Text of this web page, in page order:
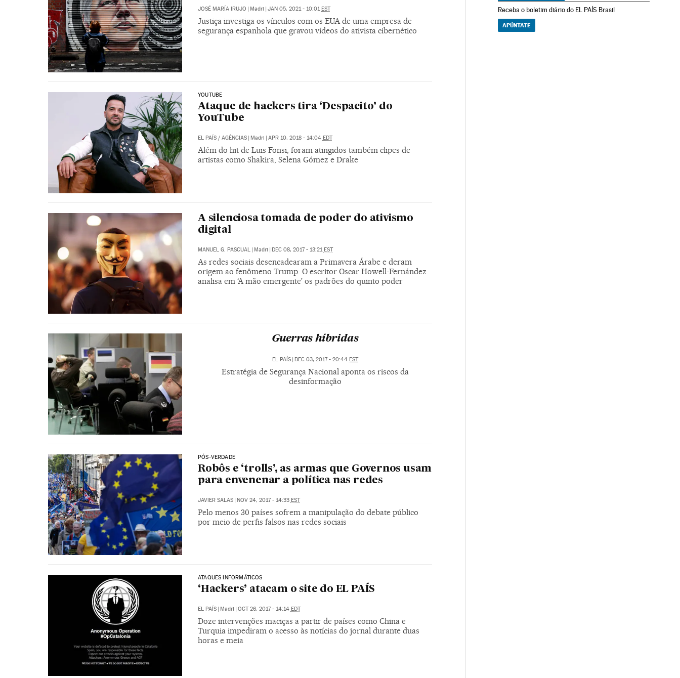
JOSÉ MARÍA IRUJO | Madri | JAN 05, 2021 - 10:01EST
Justiça investiga os vínculos com os EUA de uma empresa de
segurança espanhola que gravou vídeos do ativista cibernético
YOUTUBE
Ataque de hackers tira ‘Despacito’ do
YouTube
EL PAÍS/ AGÊNCIAS Madri APR 10, 2018 - 14:04 EDT
Além do hit de Luis Fonsi, foram atingidos também clipes de
artistas como Shakira, Selena Gómez e Drake
A silenciosa tomada de poder do ativismo
digital
MANUEL G. PASCUAL | Madri | DEC 08, 2017 - 13:21EST
As redes sociais desencadearam a Primavera Árabe e deram
origem ao fenômeno Trump. O escritor Oscar Howell-Fernández
analisa em ‘A mão emergente’ os padrões do quinto poder
Guerras híbridas
EL PAÍS | DEC 03, 2017 - 20:44 EST
Estratégia de Segurança Nacional aponta os riscos da
desinformação
PÓS-VERDADE
Robôs e ‘trolls’, as armas que Governos usam
para envenenar a política nas redes
JAVIER SALAS | NOV 24, 2017 - 14:33 EST
Pelo menos 30 países sofrem a manipulação do debate público
por meio de perfis falsos nas redes sociais
ATAQUES INFORMÁTICOS
‘Hackers’ atacam o site do EL PAÍS
EL PAÍS Madri OCT 26, 2017 - 14:14 EDT
Doze intervenções maciças a partir de países como China e
Turquia impediram o acesso às notícias do jornal durante duas
horas e meia
Receba o boletim diário do EL PAÍS Brasil
APÚNTATE